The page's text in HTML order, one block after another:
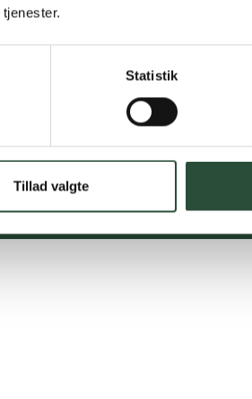
Statistik
Tillad valgte
*Gælder ikke
Stort udvalg
Vi tilbyder et stort
spændende